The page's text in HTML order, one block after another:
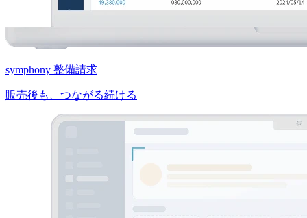
symphony 整備請求
販売後も、つながる続ける